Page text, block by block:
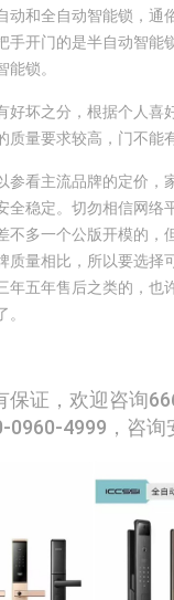
动和全自动智能锁，通
手开门的是半自动智能
能锁。
好坏之分，根据个人喜
质量要求较高，门不能
参看主流品牌的定价，
全稳定。切勿相信网络
不多一个公版开模的，
质量相比，所以要选择
年五年售后之类的，也
保证，欢迎咨询
0960-4999，咨询